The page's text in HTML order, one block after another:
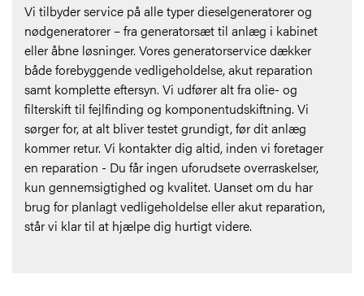
Vi tilbyder service på alle typer dieselgeneratorer og
nødgeneratorer – fra generatorsæt til anlæg i kabinet
eller åbne løsninger. Vores generatorservice dækker
både forebyggende vedligeholdelse, akut reparation
samt komplette eftersyn. Vi udfører alt fra olie- og
filterskift til fejlfinding og komponentudskiftning. Vi
sørger for, at alt bliver testet grundigt, før dit anlæg
kommer retur. Vi kontakter dig altid, inden vi foretager
en reparation - Du får ingen uforudsete overraskelser,
kun gennemsigtighed og kvalitet. Uanset om du har
brug for planlagt vedligeholdelse eller akut reparation,
står vi klar til at hjælpe dig hurtigt videre.